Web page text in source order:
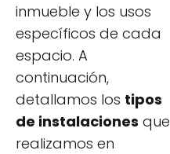
inmueble y los usos
específicos de cada
espacio. A
continuación,
detallamos los tipos
de instalaciones que
realizamos en